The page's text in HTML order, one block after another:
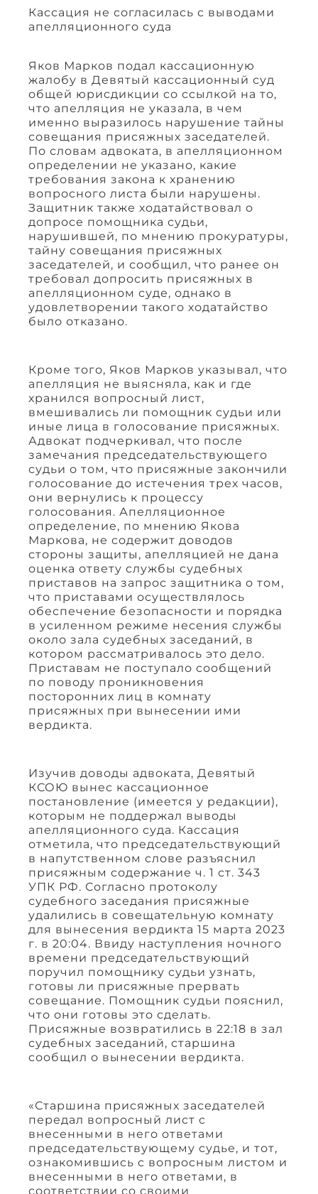
Кассация не согласилась с выводами
апелляционного суда
Яков Марков подал кассационную
жалобу в Девятый кассационный суд
общей юрисдикции со ссылкой на то,
что апелляция не указала, в чем
именно выразилось нарушение тайны
совещания присяжных заседателей.
По словам адвоката, в апелляционном
определении не указано, какие
требования закона к хранению
вопросного листа были нарушены.
Защитник также ходатайствовал о
допросе помощника судьи,
нарушившей, по мнению прокуратуры,
тайну совещания присяжных
заседателей, и сообщил, что ранее он
требовал допросить присяжных в
апелляционном суде, однако в
удовлетворении такого ходатайство
было отказано.
Кроме того, Яков Марков указывал, что
апелляция не выясняла, как и где
хранился вопросный лист,
вмешивались ли помощник судьи или
иные лица в голосование присяжных.
Адвокат подчеркивал, что после
замечания председательствующего
судьи о том, что присяжные закончили
голосование до истечения трех часов,
они вернулись к процессу
голосования. Апелляционное
определение, по мнению Якова
Маркова, не содержит доводов
стороны защиты, апелляцией не дана
оценка ответу службы судебных
приставов на запрос защитника о том,
что приставами осуществлялось
обеспечение безопасности и порядка
в усиленном режиме несения службы
около зала судебных заседаний, в
котором рассматривалось это дело.
Приставам не поступало сообщений
по поводу проникновения
посторонних лиц в комнату
присяжных при вынесении ими
вердикта.
Изучив доводы адвоката, Девятый
КСОЮ вынес кассационное
постановление (имеется у редакции),
которым не поддержал выводы
апелляционного суда. Кассация
отметила, что председательствующий
в напутственном слове разъяснил
присяжным содержание ч. 1 ст. 343
УПК РФ. Согласно протоколу
судебного заседания присяжные
удалились в совещательную комнату
для вынесения вердикта 15 марта 2023
г. в 20:04. Ввиду наступления ночного
времени председательствующий
поручил помощнику судьи узнать,
готовы ли присяжные прервать
совещание. Помощник судьи пояснил,
что они готовы это сделать.
Присяжные возвратились в 22:18 в зал
судебных заседаний, старшина
сообщил о вынесении вердикта.
«Старшина присяжных заседателей
передал вопросный лист с
внесенными в него ответами
председательствующему судье, и тот,
ознакомившись с вопросным листом и
внесенными в него ответами, в
соответствии со своими